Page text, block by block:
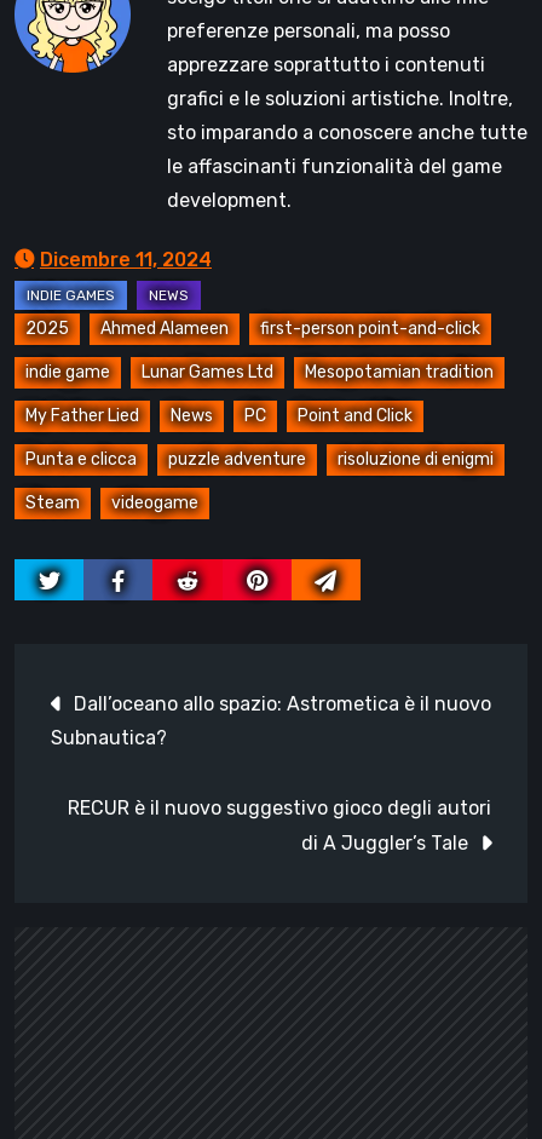
preferenze personali, ma posso
apprezzare soprattutto i contenuti
grafici e le soluzioni artistiche. Inoltre,
sto imparando a conoscere anche tutte
le affascinanti funzionalità del game
development.
Dicembre 11, 2024
2025 Ahmed Alameen first-person point-and-click
indie game Lunar Games Ltd Mesopotamian tradition
My Father Lied News PC Point and Click
Punta e clicca puzzle adventure risoluzione di enigmi
Steam videogame
articoli
Dall’oceano allo spazio: Astrometica è il nuovo
Subnautica?
RECUR è il nuovo suggestivo gioco degli autori
di A Juggler’s Tale